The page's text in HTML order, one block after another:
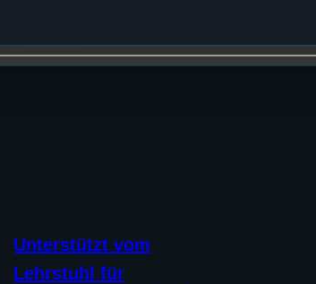
Unterstützt vom
Lehrstuhl für